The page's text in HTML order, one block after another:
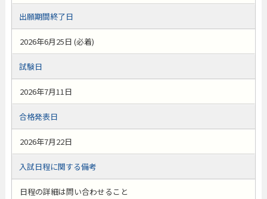
出願期間終了日
2026年6月25日 (必着)
試験日
2026年7月11日
合格発表日
2026年7月22日
入試日程に関する備考
日程の詳細は問い合わせること